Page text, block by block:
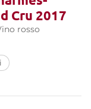
Cru 2017
rosso